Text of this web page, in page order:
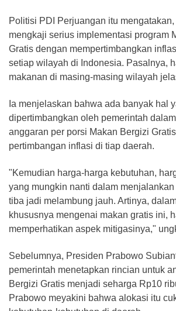
Politisi PDI Perjuangan itu
mengkaji serius implementasi program
Gratis dengan mempertimbangkan
setiap wilayah di Indonesia. Pasalnya,
makanan di masing-masing wilayah
Ia menjelaskan bahwa ada banyak hal
dipertimbangkan oleh pemerintah
anggaran per porsi Makan Bergizi
pertimbangan inflasi di tiap daerah.
"Kemudian harga-harga kebutuhan,
yang mungkin nanti dalam
tiba jadi melambung jauh. Artinya,
khususnya mengenai makan gratis ini,
memperhatikan aspek mitigasinya,"
Sebelumnya, Presiden Prabowo
pemerintah menetapkan rincian untuk
Bergizi Gratis menjadi seharga Rp10
Prabowo meyakini bahwa alokasi itu